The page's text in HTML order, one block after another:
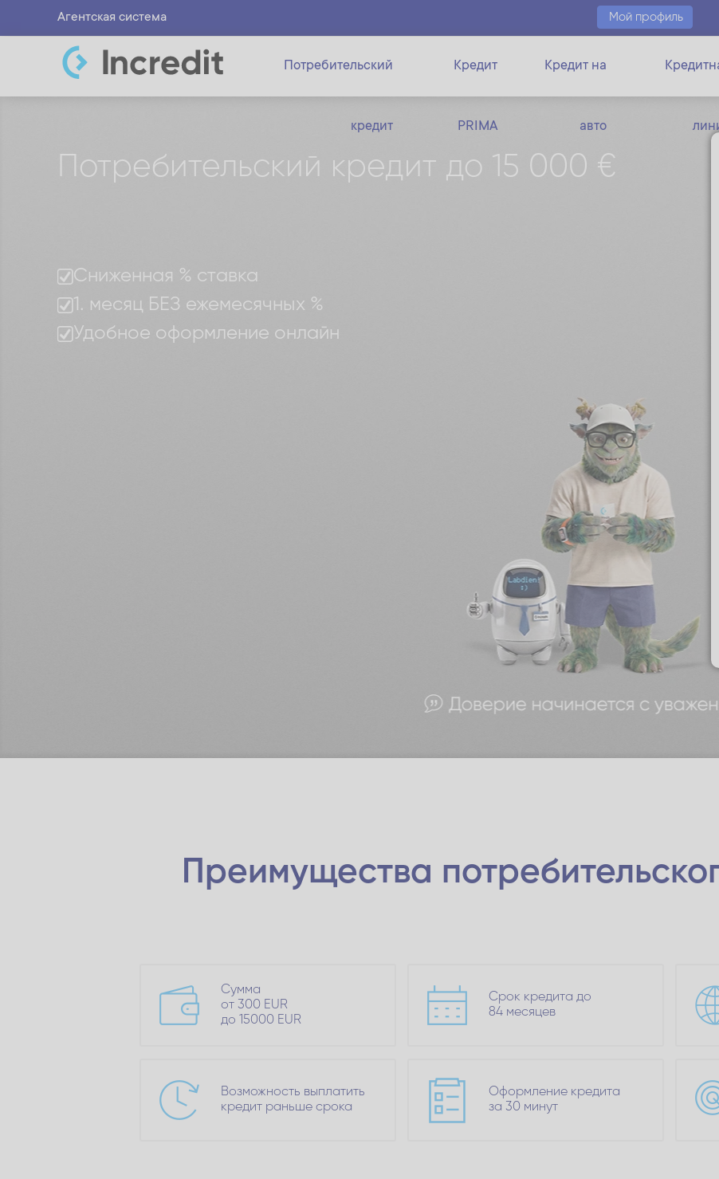
Агентская система Мой профиль
Потребительский
кредит
Кредит
PRIMA
Кредит на
авто
Потребительский кредит до 15 000 €
Сниженная % ставка
1. месяц БЕЗ ежемесячных %
Удобное оформление онлайн
Преимущества
Сумма
от 300 EUR
до 15000 EUR
Срок кредита до
84 месяцев
Возможность выплатить
кредит раньше срока
Оформление кредита
за 30 минут